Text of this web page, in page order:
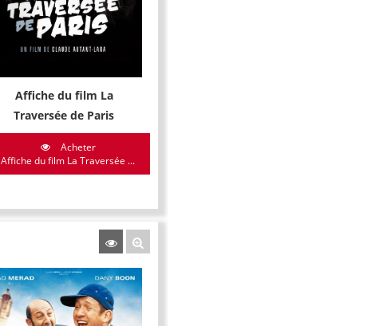
Affiche du film La
Traversée de Paris
Acheter
Affiche du film La Traversée ...